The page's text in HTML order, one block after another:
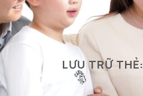
LƯU TRỮ THẺ: